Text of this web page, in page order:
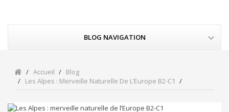
BLOG NAVIGATION
Accueil
Blog
Les Alpes : Merveille Naturelle De L’Europe B2-C1